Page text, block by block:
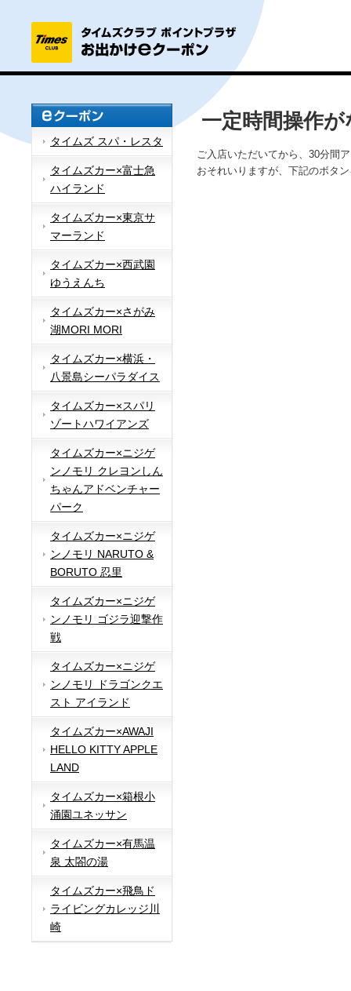
タイムズ スパ・レスタ
タイムズカー×富士急
ハイランド
タイムズカー×東京サ
マーランド
タイムズカー×西武園
ゆうえんち
タイムズカー×さがみ
湖MORI MORI
タイムズカー×横浜・
八景島シーパラダイス
タイムズカー×スパリ
ゾートハワイアンズ
タイムズカー×ニジゲ
ンノモリ クレヨンしん
ちゃんアドベンチャー
パーク
タイムズカー×ニジゲ
ンノモリ NARUTO &
BORUTO 忍里
タイムズカー×ニジゲ
ンノモリ ゴジラ迎撃作
戦
タイムズカー×ニジゲ
ンノモリ ドラゴンクエ
スト アイランド
タイムズカー×AWAJI
HELLO KITTY APPLE
LAND
タイムズカー×箱根小
涌園ユネッサン
タイムズカー×有馬温
泉 太閤の湯
タイムズカー×飛鳥ド
ライビングカレッジ川
崎
一定時間操作
ご入店いただいてから、30分間
おそれいりますが、下記のボタ